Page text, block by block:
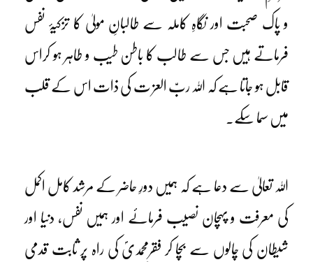
و پاک صحبت اور نگاہِ کاملہ سے طالبانِ مولیٰ کا تزکیۂ نفس
فرماتے ہیں جس سے طالب کا باطن طیب و طاہر ہو کراس
قابل ہو جاتا ہے کہ اللہ ربّ العز ت کی ذات اس کے قلب
میں سما سکے۔
اللہ تعالیٰ سے دعا ہے کہ ہمیں دورِ حاضر کے مرشد کامل اکمل
کی معرفت و پہچان نصیب فرمائے اور ہمیں نفس، دنیا اور
شیطان کی چالوں سے بچا کر فقرِمحمدیؐ کی راہ پر ثابت قدمی